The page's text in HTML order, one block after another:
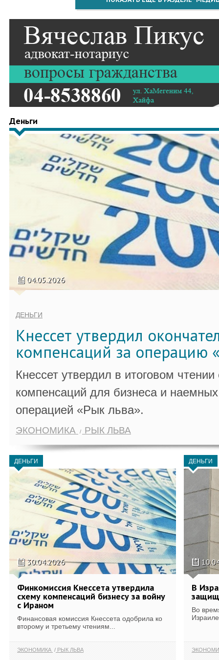
Деньги
04.05.2026
ДЕНЬГИ
Кнессет утвердил
компенсаций за операцию
Кнессет утвердил в итоговом
компенсаций для бизнеса и
операцией «Рык льва».
ЭКОНОМИКА РЫК ЛЬВА
ДЕНЬГИ
30.04.2026
Финкомиссия Кнессета утвердила
схему компенсаций бизнесу за войну
с Ираном
Финансовая комиссия Кнессета одобрила ко
второму и третьему чтениям...
ЭКОНОМИКА РЫК ЛЬВА
ДЕНЬГИ
В
Во